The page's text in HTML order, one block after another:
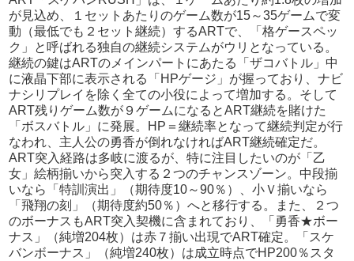
が見込め、１セットあたりのゲーム数が15～35ゲームで変
動（最低でも２セット継続）するARTで、「格ゲースペッ
ク」と呼ばれる独自の継続システムがウリとなっている。
継続の鍵はARTのメインパートにあたる「ザコバトル」中
に液晶下部に表示される「HPゲージ」が握っており、ナビ
ナシリプレイを除く全ての小役によって増加する。そして
ART残りゲーム数が９ゲームになるとART継続を賭けた
「ボスバトル」に発展。HP＝継続率となって継続判定が行
なわれ、主人公の勇香が倒れなければART継続確定だ。
ART突入経路は多岐に渡るが、特に注目したいのが「乙
女」絵柄揃いから突入する２つのチャンスゾーン。中段揃
いなら「特訓演出」（期待度10～90％）、小Ｖ揃いなら
「飛翔の刻」（期待度約50％）へと移行する。また、２つ
のボーナスもART突入契機に含まれており、「勇香★ボー
ナス」（純増204枚）は赤７揃い出現でART確定。「スケ
バンボーナス」（純増240枚）は成立時点でHP200％スタ